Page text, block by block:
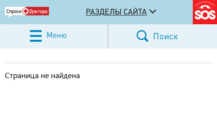
РАЗДЕЛЫ САЙТА
Меню Поиск
Страница не найдена